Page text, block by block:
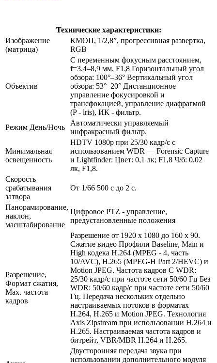
Технические характеристики:
Изображение
(матрица)
КМОП, 1/2,8”, прогрессивная развертка,
RGB
Объектив
C переменным фокусным расстоянием,
f=3,4–8,9 мм, F1,8 Горизонтальный угол
обзора: 100°–36° Вертикальный угол
обзора: 53°–20° Дистанционное
управление фокусировкой и
трансфокацией, управление диафрагмой
(P - lris), ИК - фильтр.
Режим День/Ночь
Автоматически управляемый
инфракрасный фильтр.
Минимальная
освещенность
HDTV 1080p при 25/30 кадр/с с
использованием WDR — Forensic Capture
и Lightfinder: Цвет: 0,1 лк; F1,8 Ч/б: 0,02
лк, F1,8.
Скорость
срабатывания
затвора
От 1/66 500 с до 2 с.
Панорамирование,
наклон,
масштабирование
Цифровое PTZ - управление,
предустановленные положения
Разрешение,
Формат сжатия,
Max. частота
кадров
Разрешение от 1920 x 1080 до 160 x 90.
Сжатие видео Профили Baseline, Main и
High кодека H.264 (MPEG - 4, часть
10/AVC), H.265 (MPEG-H Part 2/HEVC) и
Motion JPEG. Частота кадров С WDR:
25/30 кадр/с при частоте сети 50/60 Гц Без
WDR: 50/60 кадр/с при частоте сети 50/60
Гц. Передача нескольких отдельно
настраиваемых потоков в форматах
H.264, H.265 и Motion JPEG. Технология
Axis Zipstream при использовании H.264 и
H.265. Настраиваемая частота кадров и
битрейт, VBR/MBR H.264 и H.265.
Двусторонняя передача звука при
использовании дополнительного модуля